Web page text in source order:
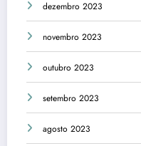
dezembro 2023
novembro 2023
outubro 2023
setembro 2023
agosto 2023